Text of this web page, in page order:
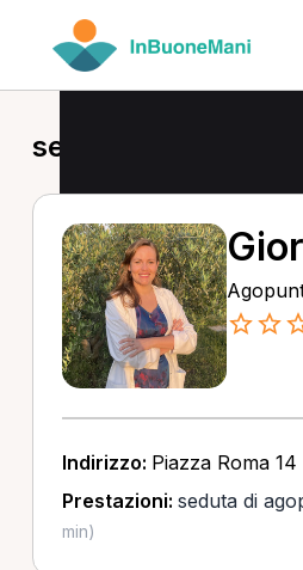
seduta di
Indirizzo: Piazza Roma
Prestazioni: seduta di
min)